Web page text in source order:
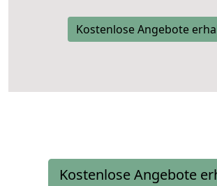
Kostenlose Angebote
Kostenlose Angebote